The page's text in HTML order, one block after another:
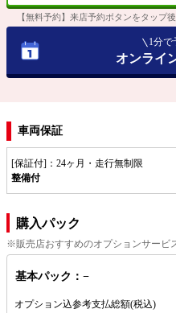
【無料予約】来店予約ボタンをタップ
1分で
オンライ
車両保証
[保証付]：24ヶ月・走行無制限
整備付
購入パック
※販売店おすすめのオプションサービ
基本パック：−
オプション込参考支払総額(税込)